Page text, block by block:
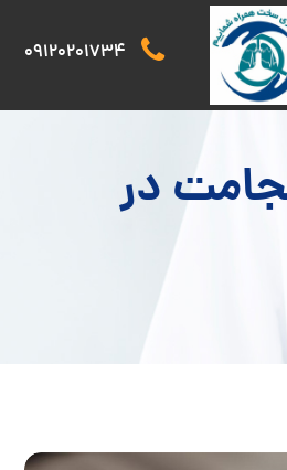
09120201734
در